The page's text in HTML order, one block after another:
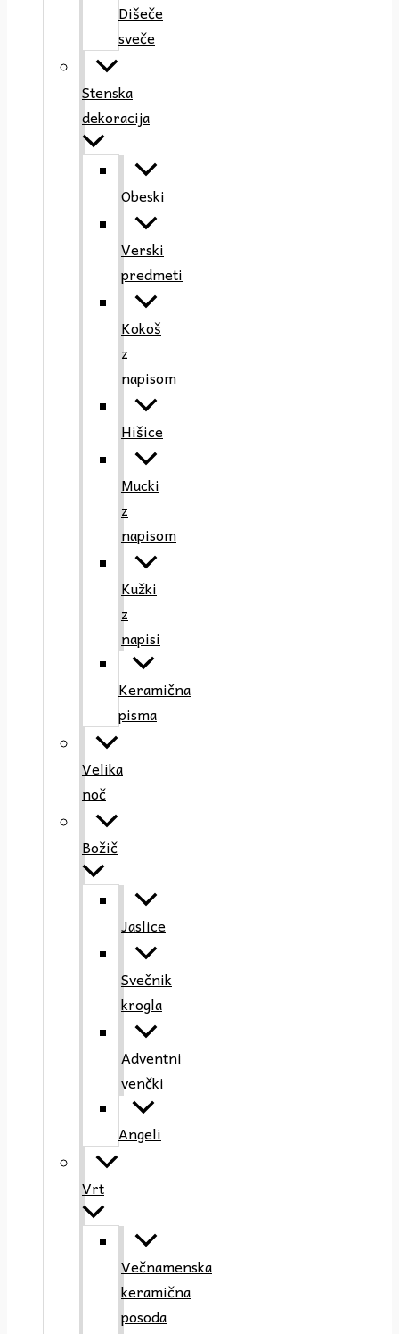
Dišeče
sveče
Stenska
dekoracija
Obeski
Verski
predmeti
Kokoš
z
napisom
Hišice
Mucki
z
napisom
Kužki
z
napisi
Keramična
pisma
Velika
noč
Božič
Jaslice
Svečnik
krogla
Adventni
venčki
Angeli
Vrt
Večnamenska
keramična
posoda